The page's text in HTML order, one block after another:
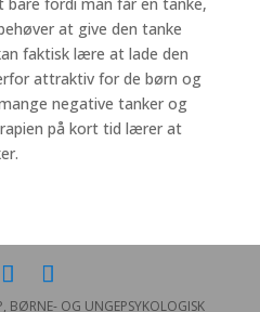
at give den tanke
faktisk lære at lade den
attraktiv for de børn og
negative tanker og
på kort tid lærer at
BØRNE- OG UNGEPSYKOLOGISK